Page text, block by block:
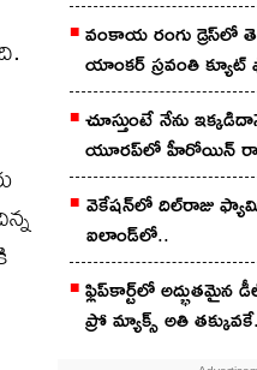
వంకాయ రంగు డ్రెస్‌లో
యాంక‌ర్ స్ర‌వంతి
చూస్తుంటే నేను
యూర‌ప్‌లో హీరోయిన్
వెకేష‌న్‌లో దిల్‌రాజు
ఐలాండ్‌లో..
ఫ్లిప్‌కార్ట్‌లో అద్భుతమైన
ప్రో మ్యాక్స్ అతి